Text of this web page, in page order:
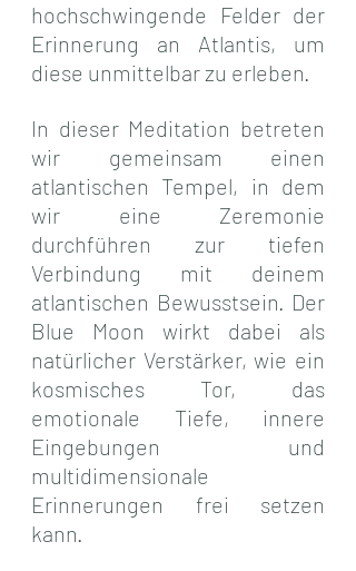
hochschwingende Felder der
Erinnerung an Atlantis, um
diese unmittelbar zu erleben.
In dieser Meditation betreten
wir gemeinsam einen
atlantischen Tempel, in dem
wir eine Zeremonie
durchführen zur tiefen
Verbindung mit deinem
atlantischen Bewusstsein. Der
Blue Moon wirkt dabei als
natürlicher Verstärker, wie ein
kosmisches Tor, das
emotionale Tiefe, innere
Eingebungen und
multidimensionale
Erinnerungen frei setzen
kann.